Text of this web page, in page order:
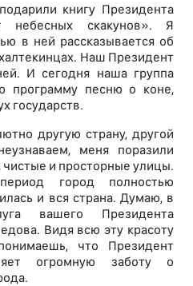
книгу Президента
небесных скакунов». Я
в ней рассказывается об
Наш Президент
И сегодня наша группа
программу песню о коне,
государств.
другую страну, другой
меня поразили
и просторные улицы.
город полностью
и вся страна. Думаю, в
вашего Президента
Видя всю эту красоту
что Президент
огромную заботу о